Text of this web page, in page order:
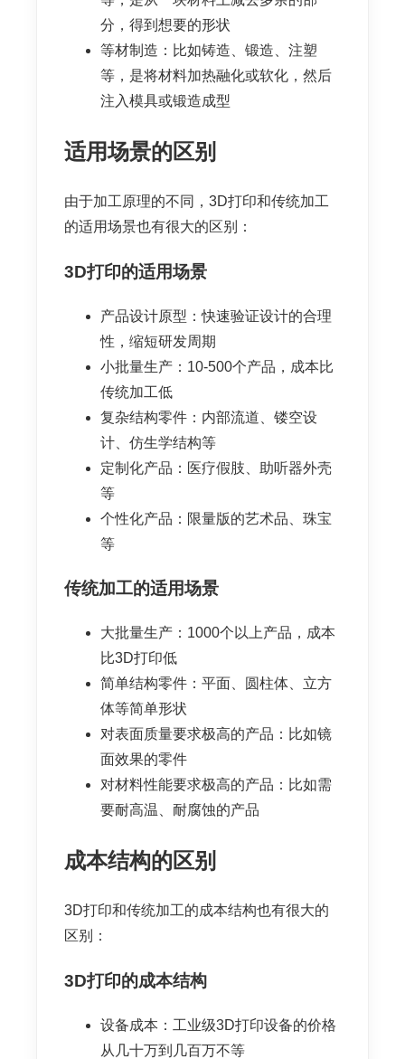
分，得到想要的形状
等材制造：比如铸造、锻造、注塑
等，是将材料加热融化或软化，然后
注入模具或锻造成型
适用场景的区别
由于加工原理的不同，3D打印和传统加工
的适用场景也有很大的区别：
3D打印的适用场景
产品设计原型：快速验证设计的合理
性，缩短研发周期
小批量生产：10-500个产品，成本比
传统加工低
复杂结构零件：内部流道、镂空设
计、仿生学结构等
定制化产品：医疗假肢、助听器外壳
等
个性化产品：限量版的艺术品、珠宝
等
传统加工的适用场景
大批量生产：1000个以上产品，成本
比3D打印低
简单结构零件：平面、圆柱体、立方
体等简单形状
对表面质量要求极高的产品：比如镜
面效果的零件
对材料性能要求极高的产品：比如需
要耐高温、耐腐蚀的产品
成本结构的区别
3D打印和传统加工的成本结构也有很大的
区别：
3D打印的成本结构
设备成本：工业级3D打印设备的价格
从几十万到几百万不等